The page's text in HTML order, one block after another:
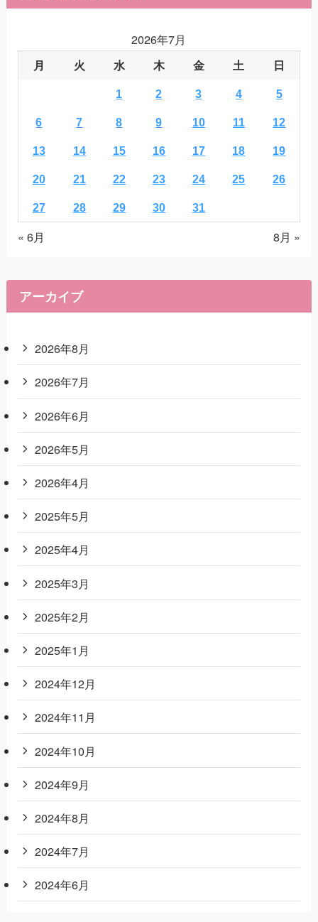
2026年7月
月 火 水 木 金 土 日
1 2 3 4 5
6 7 8 9 10 11 12
13 14 15 16 17 18 19
20 21 22 23 24 25 26
27 28 29 30 31
« 6月 8月 »
アーカイブ
2026年8月
2026年7月
2026年6月
2026年5月
2026年4月
2025年5月
2025年4月
2025年3月
2025年2月
2025年1月
2024年12月
2024年11月
2024年10月
2024年9月
2024年8月
2024年7月
2024年6月